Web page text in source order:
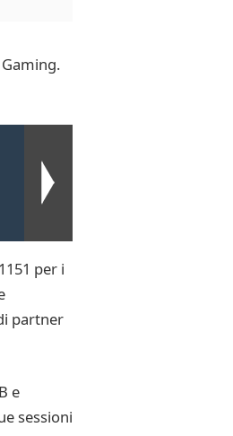
per i
partner
e
sessioni